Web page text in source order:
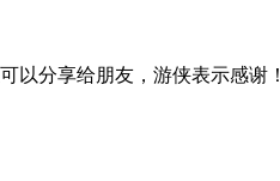
以分享给朋友，游侠表示感谢！